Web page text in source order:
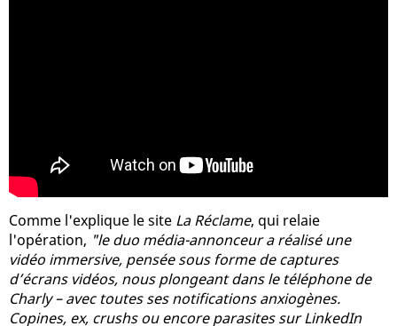
Comme l'explique le site La Réclame, qui relaie
l'opération, "le duo média-annonceur a réalisé une
vidéo immersive, pensée sous forme de captures
d’écrans vidéos, nous plongeant dans le téléphone de
Charly – avec toutes ses notifications anxiogènes.
Copines, ex, crushs ou encore parasites sur LinkedIn